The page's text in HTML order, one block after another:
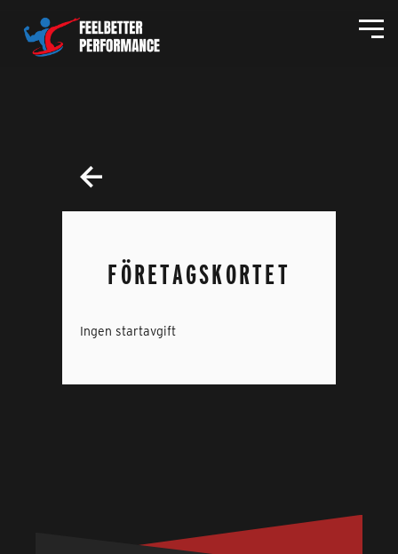
FÖRETAGSKORTET
Ingen startavgift